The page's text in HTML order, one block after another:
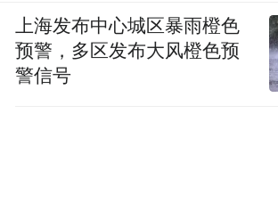
上海发布中心城区暴雨橙色
预警，多区发布大风橙色预
警信号